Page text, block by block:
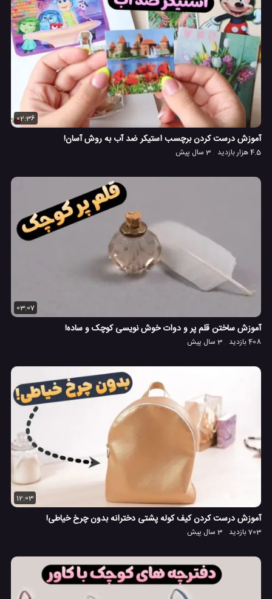
02:36
آموزش درست کردن برچسب استیکر ضد آب به روش آسان!
4.5 هزار بازدید 3 سال پیش
03:07
آموزش ساختن قلم پر و دوات خوش نویسی کوچک و ساده!
408 بازدید 3 سال پیش
12:03
آموزش درست کردن کیف کوله پشتی دخترانه بدون چرخ خیاطی!
703 بازدید 3 سال پیش